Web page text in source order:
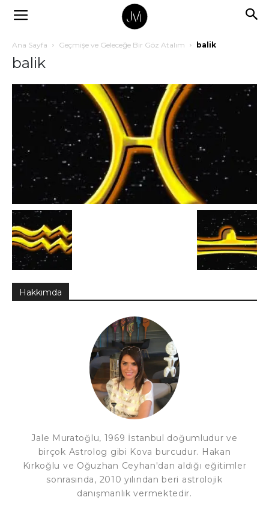
Ana Sayfa Geçmişe ve Geleceğe Bir Göz Atalım balik
balik
Hakkımda
Jale Muratoğlu, 1969 İstanbul doğumludur ve
birçok Astrolog gibi Kova burcudur. Hakan
Kırkoğlu ve Oğuzhan Ceyhan'dan aldığı eğitimler
sonrasında, 2010 yılından beri astrolojik
danışmanlık vermektedir.